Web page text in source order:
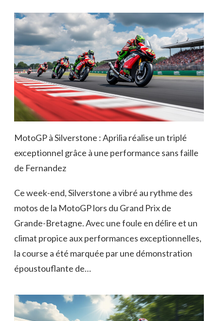
MotoGP à Silverstone : Aprilia réalise un triplé
exceptionnel grâce à une performance sans faille
de Fernandez
Ce week-end, Silverstone a vibré au rythme des
motos de la MotoGP lors du Grand Prix de
Grande-Bretagne. Avec une foule en délire et un
climat propice aux performances exceptionnelles,
la course a été marquée par une démonstration
époustouflante de…